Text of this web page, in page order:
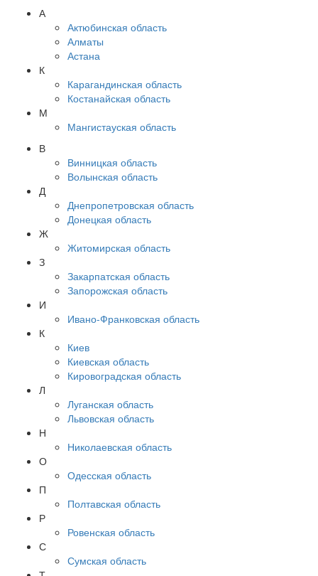
А
Актюбинская область
Алматы
Астана
К
Карагандинская область
Костанайская область
М
Мангистауская область
В
Винницкая область
Волынская область
Д
Днепропетровская область
Донецкая область
Ж
Житомирская область
З
Закарпатская область
Запорожская область
И
Ивано-Франковская область
К
Киев
Киевская область
Кировоградская область
Л
Луганская область
Львовская область
Н
Николаевская область
О
Одесская область
П
Полтавская область
Р
Ровенская область
С
Сумская область